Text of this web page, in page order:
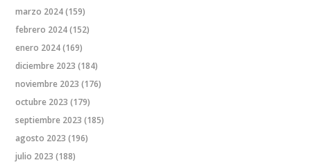
marzo 2024(159)
febrero 2024(152)
enero 2024(169)
diciembre 2023 (184)
noviembre 2023 (176)
octubre 2023 (179)
septiembre 2023 (185)
agosto 2023 (196)
julio 2023 (188)